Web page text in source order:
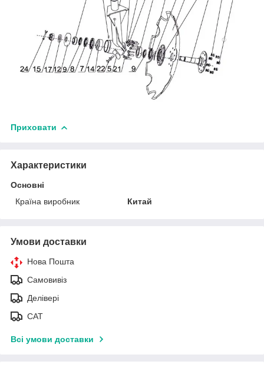
Приховати
Характеристики
Основні
Країна виробник
Китай
Умови доставки
Нова Пошта
Самовивіз
Делівері
САТ
Всі умови доставки